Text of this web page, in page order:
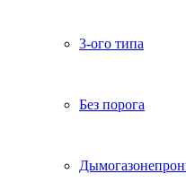
3-ого типа
Без порога